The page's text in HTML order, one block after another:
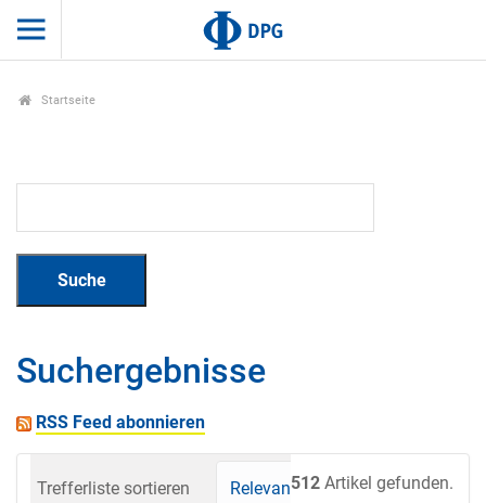
Startseite
Suchergebnisse
RSS Feed abonnieren
512 Artikel gefunden.
Trefferliste sortieren Relevanz Datum